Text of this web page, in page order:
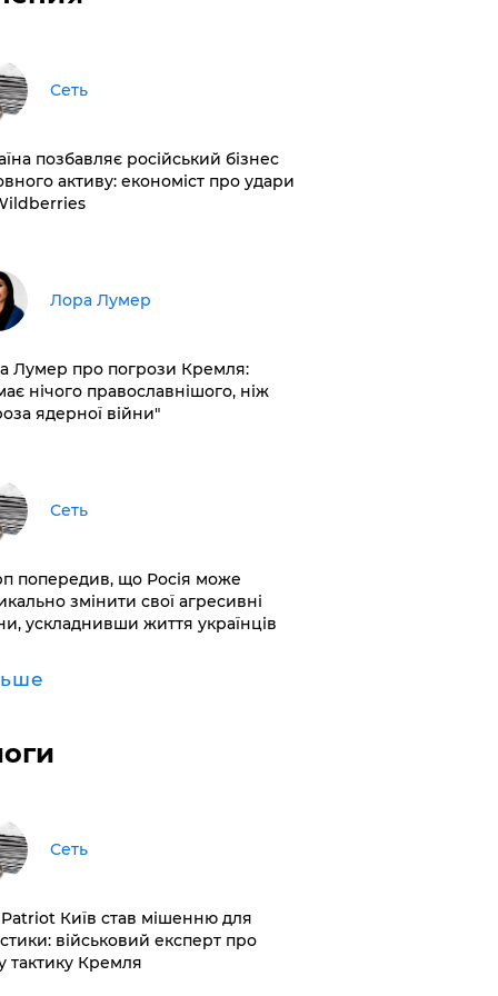
Сеть
позбавляє російський бізнес
активу: економіст про удари
​Лора Лумер
Лумер про погрози Кремля:
нічого православнішого, ніж
ядерної війни"
Сеть
попередив, що Росія може
змінити свої агресивні
ускладнивши життя українців
Сеть
Київ став мішенню для
військовий експерт про
тактику Кремля